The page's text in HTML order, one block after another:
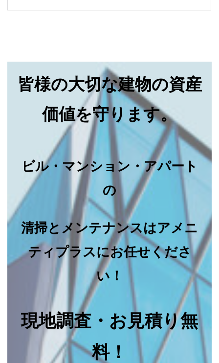
皆様の大切な建物の資産
価値を守ります。
ビル・マンション・アパート
の
清掃とメンテナンスはアメニ
ティプラスにお任せくださ
い！
現地調査・お見積り無
料！